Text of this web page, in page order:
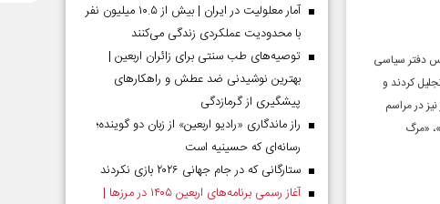
دفتر سیاسی
کردند و
در مراسم
«مرگ
آمار معلولیت در ایران | بیش از ۱۰.۵ میلیون نفر
با محدودیت عملکردی زندگی می‌کنند
توصیه‌های طب سنتی برای زائران اربعین |
بهترین نوشیدنی ضد عطش و راهکارهای
پیشگیری از گرمازدگی
راز ماندگاری «رادیو اربعین» از زبان دو گوینده؛
رسانه‌ای که حسینیه است
ستارگانی که در جام جهانی ۲۰۲۶ بازی نکردند
آغاز رسمی برنامه‌های اربعین ۱۴۰۵ در مرز‌ها |